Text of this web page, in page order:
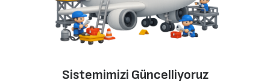
Sistemimizi Güncelliyoruz